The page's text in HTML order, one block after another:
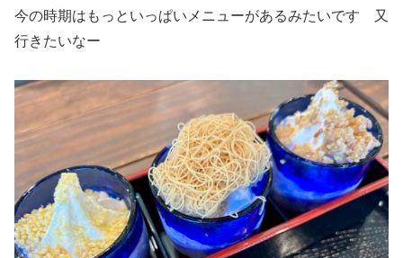
今の時期はもっといっぱいメニューがあるみたいです 又
行きたいなー